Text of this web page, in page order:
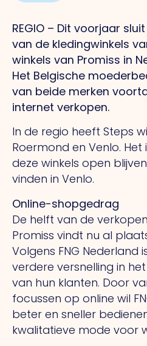
REGIO – Dit voorjaar
van de kledingwinkels
winkels van Promiss in
Het Belgische
van beide merken
internet verkopen.
In de regio heeft Steps
Roermond en Venlo.
deze winkels open
vinden in Venlo.
Online-shopgedrag
De helft van de
Promiss vindt nu al
Volgens FNG Nederland
verdere versnelling in
van hun klanten. Door
focussen op online wil
beter en sneller
kwalitatieve mode voor